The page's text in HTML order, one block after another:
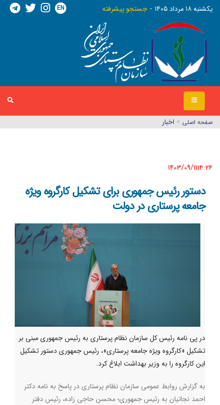
يکشنبه ١٨ مرداد ١٤٠٥ جستجو پیشرفته EN
صفحه اصلي > اخبار
1403/09/11١٤:٢٤
دستور رئیس جمهوری برای تشکیل کارگروه ویژه
جامعه پرستاری در دولت
در پی نامه رئیس کل سازمان نظام پرستاری به رئیس جمهوری مبنی بر
تشکیل «کارگروه ویژه جامعه پرستاری»، رئیس جمهوری دستور تشکیل
این کارگروه را به وزیر بهداشت ابلاغ کرد.
به گزارش روابط عمومی سازمان نظام پرستاری در پاسخ به نامه دکتر
احمد نجاتیان به رئیس جمهوری؛ محسن حاجی زاده، رئیس دفتر